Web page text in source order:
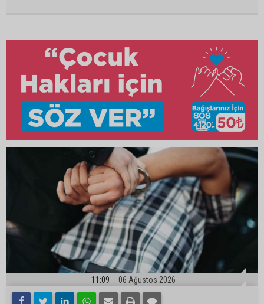
11:09 06 Ağustos 2026